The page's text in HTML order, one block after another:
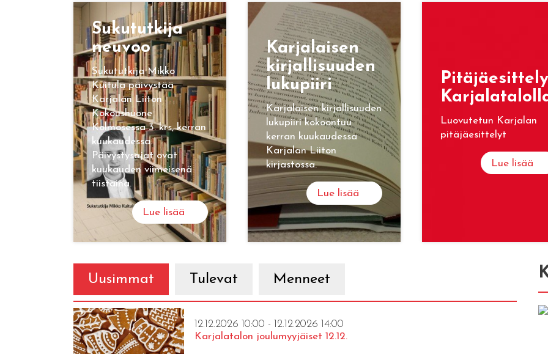
Su­ku­tut­ki­ja
neu­voo
Sukututkija Mikko
Kuitula päivystää
Karjalan Liiton
Kokoushuone
Kolmosessa 3. krs, kerran
kuukaudessa.
Päivystysajat ovat
kuukauden viimeisenä
tiistaina.
Lue lisää
Kar­ja­lai­sen
kir­jal­li­suu­den
lu­ku­pii­ri
Karjalaisen kirjallisuuden
lukupiiri kokoontuu
kerran kuukaudessa
Karjalan Liiton
kirjastossa.
Lue lisää
Luovutetun Karjalan
pitäjäesittelyt
Lue lisää
Uusimmat Tulevat Menneet
12.12.2026 10:00 - 12.12.2026 14:00
Karjalatalon joulumyyjäiset 12.12.